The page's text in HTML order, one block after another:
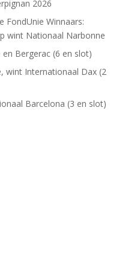
2026
FondUnie Winnaars:
wint Nationaal Narbonne
Bergerac (6 en slot)
wint Internationaal Dax (2
Barcelona (3 en slot)